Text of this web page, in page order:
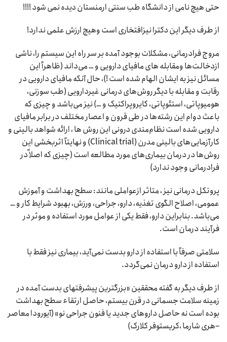
حتی هیچ نامی از دانشگاه طب سنتی ارمنستان دیده نمی شود !!!!
از طرف دیگر این دکترا نیزافتخاری است وهیچ ارزش علمی ندارد!
مروج فرادرمانی، مشکلات بوجود آمده بر سر راه این سیستم را، ناشی
ازدخالت‌‌ها ومقابله های مافیای دارویی و … می‌داند (ظاهراً این
مسائل نیز به ایشان الهام شده است !)، حال آنکه مافیای دارویی در
رقابت و مقابله با دیگر روش‌های درمانی غیردارویی (طب سوزنی،
هومیوپاتی، استئوپاتی، کایروپراکتیک و …) نیز می‌باشد و چیزی که
باعث دوام این رشته‌ها در طی قرون و اعصار مختلف در برابر مافیای
دارویی شده است نظام‌مندی درونی این روش ها ، ارائه شواهد بالینی و
کارآزمایی‌های بالینی مدرن (Clinical trial) و نهایتاً اثربخشی این
روش‌‌ها در درمان بیماری‌های مورد مطالعه است (چیزی که اصلاً در
فرادرمانی وجود ندارد)
پروتکل درمانی نیز ، متاثر ازعواملی مانند: سطح بهداشت و آموزش
عمومی، اصلاح الگوی تغذیه، دارو، جراحی، ورزش، بهبود شرایط کار و …
می‌باشد. بنابراین دارو، فقط یکی از عوامل مورد استفاده و موثر در
فرآیند درمان است.
سلامتی صرفاً با استفاده از دارو بدست نمی‌آید، بیماری نیز فقط با
استفاده از دارو درمان نمی‌گردد.
از طرف دیگر به گفته محققین «بزرگترین پیشرفتهای بدست آمده در
زمینه سلامت جسمانی در قرن بیستم، حاصل ارتقاء سطح بهداشت
بوده است نه حاصل داروهای جدید یا فنون جراحی نو» (آیورودا معاصر
–هری شارما ،کریستوفر کلارک)